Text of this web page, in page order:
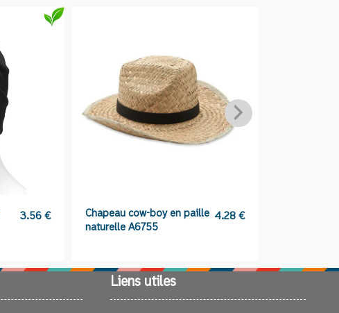
3.56 €
Chapeau cow-boy en paille
naturelle A6755
4.28€
Liens utiles